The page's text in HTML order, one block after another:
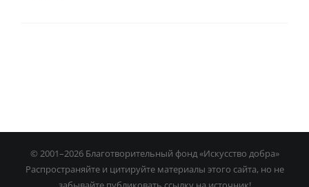
© 2001–2026 Благотворительный фонд «Искусство добра»
Распространяйте и цитируйте материалы этого сайта, но не